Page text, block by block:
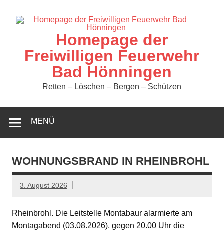
springen
Homepage der
Freiwilligen Feuerwehr
Bad Hönningen
Retten – Löschen – Bergen – Schützen
MENÜ
WOHNUNGSBRAND IN RHEINBROHL
3. August 2026
Rheinbrohl. Die Leitstelle Montabaur alarmierte am
Montagabend (03.08.2026), gegen 20.00 Uhr die